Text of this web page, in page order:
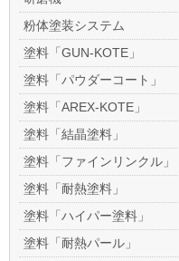
粉体塗装システム
塗料「GUN-KOTE」
塗料「パウダーコート」
塗料「AREX-KOTE」
塗料「結晶塗料」
塗料「ファインリンクル」
塗料「耐熱塗料」
塗料「ハイパー塗料」
塗料「耐熱パール」